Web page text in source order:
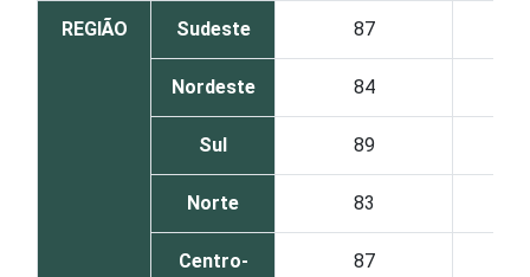
REGIÃO Sudeste 87
Nordeste 84
Sul 89
Norte 83
Centro-
87